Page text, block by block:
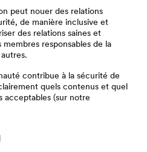
peut nouer des relations
de manière inclusive et
des relations saines et
responsables de la
contribue à la sécurité de
quels contenus et quel
acceptables (sur notre